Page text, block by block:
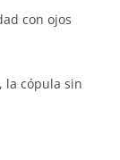
con ojos
la cópula sin